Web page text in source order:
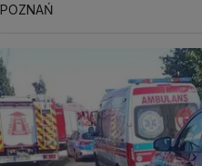
POZNAŃ